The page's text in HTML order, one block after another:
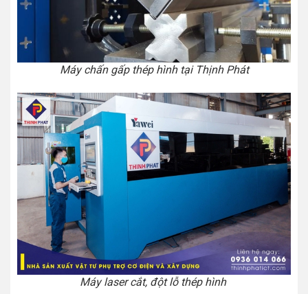
Máy chấn gấp thép hình tại Thịnh Phát
Máy laser cắt, đột lỗ thép hình